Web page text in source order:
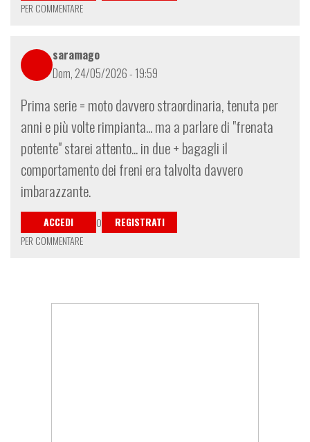
PER COMMENTARE
saramago
Dom, 24/05/2026 - 19:59
Prima serie = moto davvero straordinaria, tenuta per
anni e più volte rimpianta... ma a parlare di "frenata
potente" starei attento... in due + bagagli il
comportamento dei freni era talvolta davvero
imbarazzante.
ACCEDI O
REGISTRATI
PER COMMENTARE